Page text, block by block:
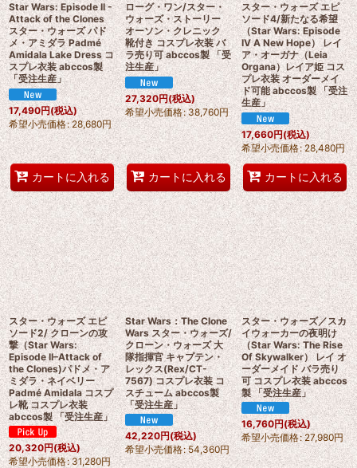
Star Wars: Episode II -
Attack of the Clones
スター・ウォーズ パド
メ・アミダラ Padmé
Amidala Lake Dress コ
スプレ衣装 abccos製
「受注生産」
17,490円(税込)
希望小売価格: 28,680円
カートに入れる
ローグ・ワン/スター・
ウォーズ・ストーリー
オーソン・クレニック
靴付き コスプレ衣装 バ
ラ売り可 abccos製 「受
注生産」
27,320円(税込)
希望小売価格: 38,760円
カートに入れる
スター・ウォーズ エピ
ソード4/新たなる希望
（Star Wars: Episode
IV A New Hope） レイ
ア・オーガナ（Leia
Organa）レイア姫 コス
プレ衣装 オーダーメイ
ド可能 abccos製 「受注
生産」
17,660円(税込)
希望小売価格: 28,480円
カートに入れる
スター・ウォーズ エピ
ソード2/ クローンの攻
撃（Star Wars:
Episode II–Attack of
the Clones)パドメ・ア
ミダラ・ネイベリー
Padmé Amidala コスプ
レ靴 コスプレ衣装
abccos製 「受注生産」
20,320円(税込)
希望小売価格: 31,280円
Star Wars：The Clone
Wars スター・ウォーズ/
クローン・ウォーズ 大
隊指揮官 キャプテン・
レックス(Rex/CT-
7567) コスプレ衣装 コ
スチューム abccos製
「受注生産」
42,220円(税込)
希望小売価格: 54,360円
スター・ウォーズ／スカ
イウォーカーの夜明け
（Star Wars: The Rise
Of Skywalker） レイ オ
ーダーメイド バラ売り
可 コスプレ衣装 abccos
製 「受注生産」
16,760円(税込)
希望小売価格: 27,980円